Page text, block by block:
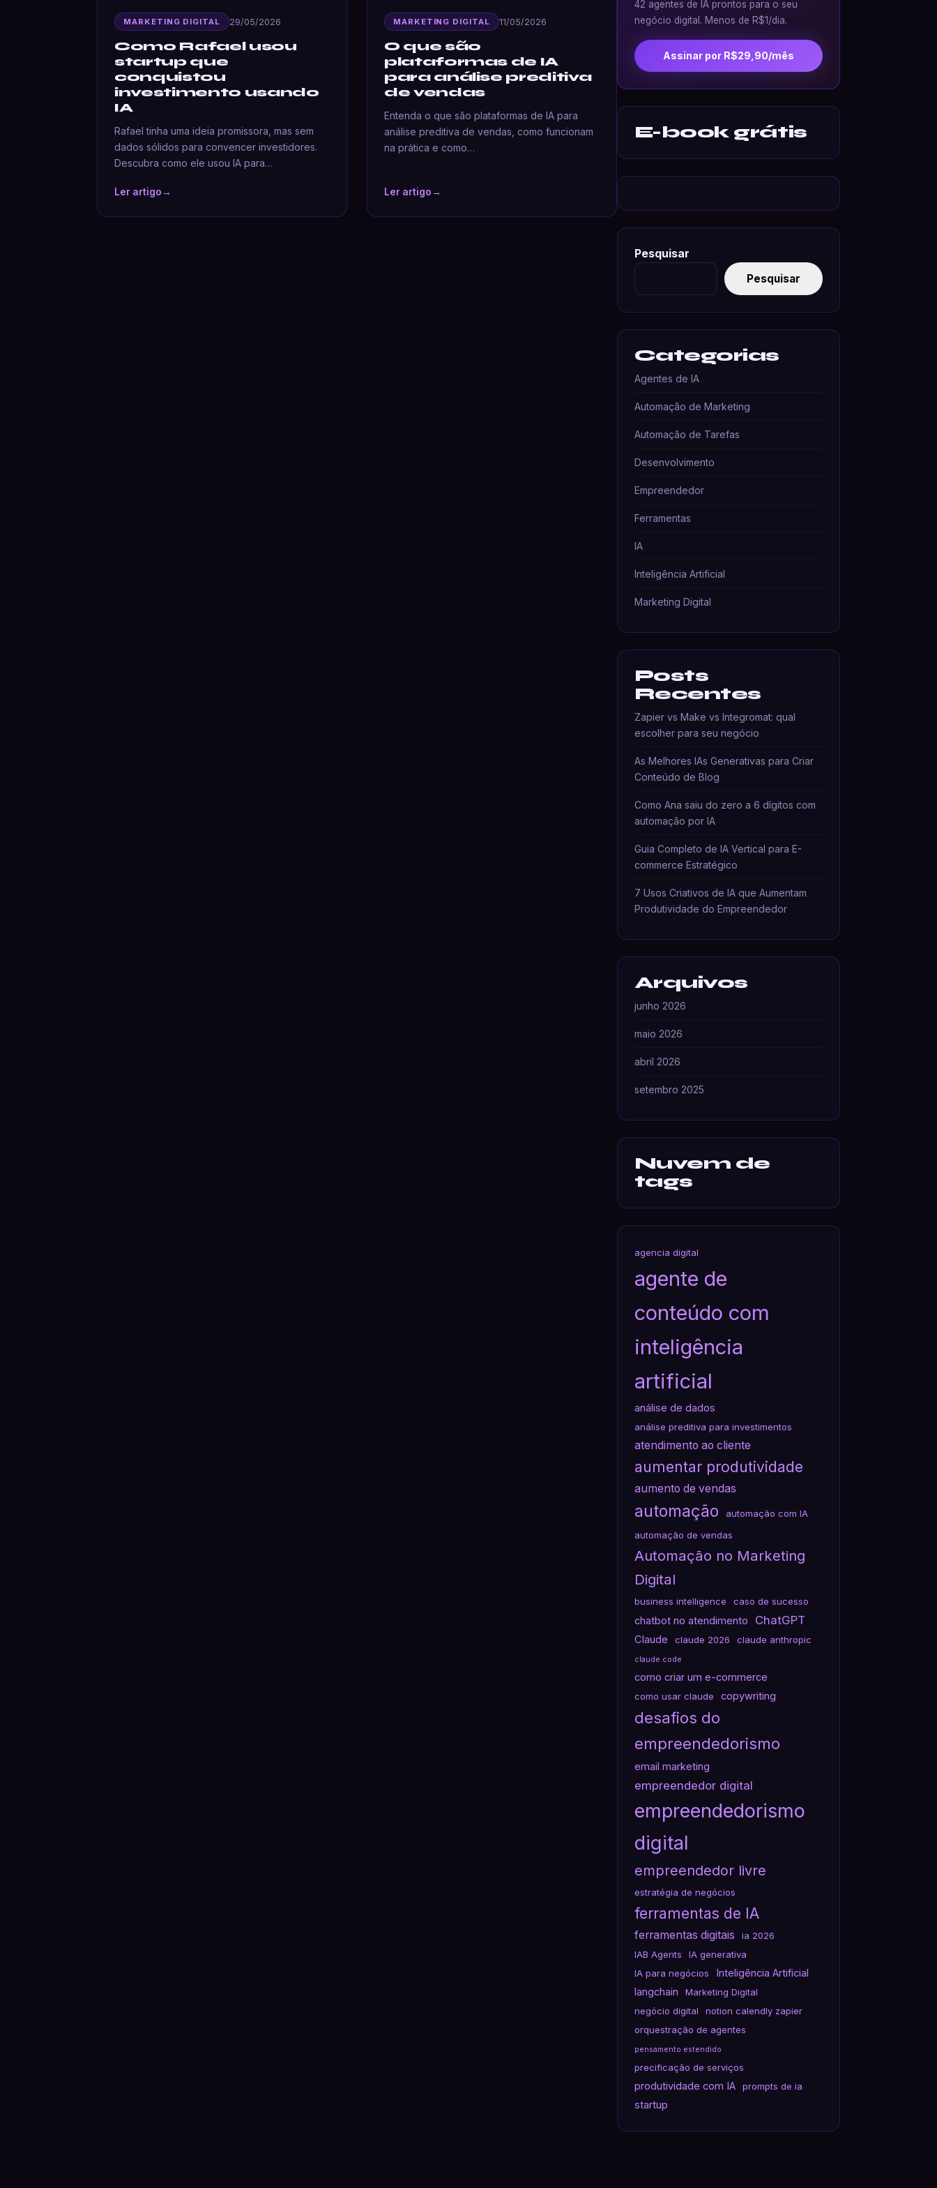
MARKETING DIGITAL 29/05/2026
Como Rafael usou
startup que
conquistou
investimento usando
IA
Rafael tinha uma ideia promissora, mas sem
dados sólidos para convencer investidores.
Descubra como ele usou IA para…
Ler artigo→
MARKETING DIGITAL 11/05/2026
O que são
plataformas de IA
para análise preditiva
de vendas
Entenda o que são plataformas de IA para
análise preditiva de vendas, como funcionam
na prática e como…
Ler artigo→
42 agentes de IA prontos para o seu
negócio digital. Menos de R$1/dia.
Assinar por R$29,90/mês
E-book grátis
Pesquisar
Pesquisar
Categorias
Agentes de IA
Automação de Marketing
Automação de Tarefas
Desenvolvimento
Empreendedor
Ferramentas
IA
Inteligência Artificial
Marketing Digital
Posts
Recentes
Zapier vs Make vs Integromat: qual
escolher para seu negócio
As Melhores IAs Generativas para Criar
Conteúdo de Blog
Como Ana saiu do zero a 6 dígitos com
automação por IA
Guia Completo de IA Vertical para E-
commerce Estratégico
7 Usos Criativos de IA que Aumentam
Produtividade do Empreendedor
Arquivos
junho 2026
maio 2026
abril 2026
setembro 2025
Nuvem de
tags
agencia digital
agente de
conteúdo com
inteligência
artificial
análise de dados
análise preditiva para investimentos
atendimento ao cliente
aumentar produtividade
aumento de vendas
automação
automação com IA
automação de vendas
Automação no Marketing
Digital
business intelligence caso de sucesso
chatbot no atendimento ChatGPT
Claude claude 2026 claude anthropic
claude code
como criar um e-commerce
como usar claude copywriting
desafios do
empreendedorismo
email marketing
empreendedor digital
empreendedorismo
digital
empreendedor livre
estratégia de negócios
ferramentas de IA
ferramentas digitais
ia 2026
IAB Agents
IA generativa
IA para negócios
Inteligência Artificial
langchain
Marketing Digital
negócio digital
notion calendly zapier
orquestração de agentes
pensamento estendido
precificação de serviços
produtividade com IA prompts de ia
startup